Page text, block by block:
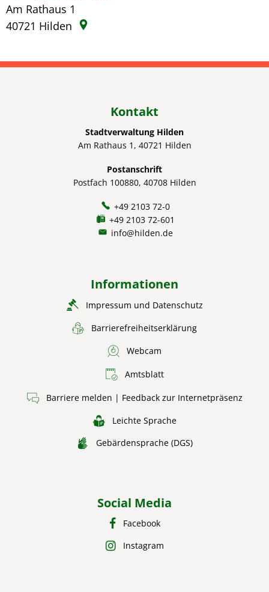
Am Rathaus 1
40721 Hilden
Kontakt
Stadtverwaltung Hilden
Am Rathaus 1, 40721 Hilden
Postanschrift
Postfach 100880, 40708 Hilden
+49 2103 72-0
+49 2103 72-601
info@hilden.de
Informationen
Impressum und Datenschutz
Barrierefreiheitserklärung
Webcam
Amtsblatt
Barriere melden | Feedback zur Internetpräsenz
Leichte Sprache
Gebärdensprache (DGS)
Social Media
Facebook
Instagram